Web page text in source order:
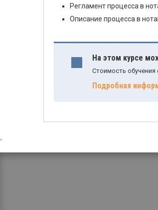
Регламент процесса в
Описание процесса в
На этом курсе
Стоимость
Подробная